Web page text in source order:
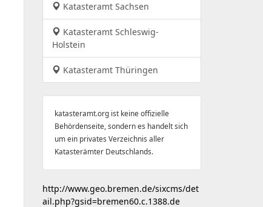
Katasteramt Sachsen
Katasteramt Schleswig-
Holstein
Katasteramt Thüringen
katasteramt.org ist keine offizielle
Behördenseite, sondern es handelt sich
um ein privates Verzeichnis aller
Katasterämter Deutschlands.
http://www.geo.bremen.de/sixcms/det
ail.php?gsid=bremen60.c.1388.de